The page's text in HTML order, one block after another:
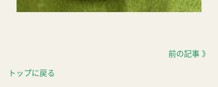
トップに戻る
前の記事 》